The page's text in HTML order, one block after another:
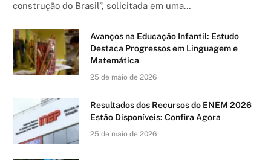
construção do Brasil”, solicitada em uma…
Avanços na Educação Infantil: Estudo
Destaca Progressos em Linguagem e
Matemática
25 de maio de 2026
Resultados dos Recursos do ENEM 2026
Estão Disponíveis: Confira Agora
25 de maio de 2026